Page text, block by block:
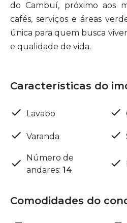
do Cambuí, próximo aos
cafés, serviços e áreas
única para quem busca
e qualidade de vida.
Características do
Lavabo
Varanda
Número de
andares: 14
Comodidades do